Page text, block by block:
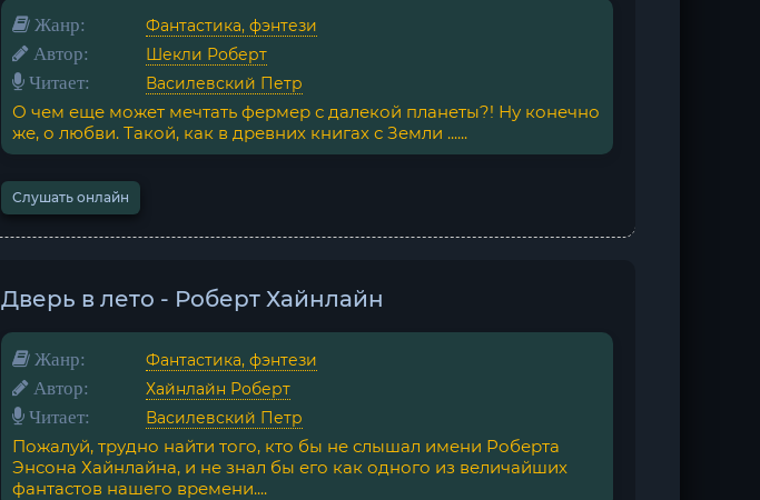
Жанр: Фантастика, фэнтези
Автор: Шекли Роберт
Читает: Василевский Петр
О чем еще может мечтать фермер с далекой планеты?! Ну конечно
же, о любви. Такой, как в древних книгах с Земли ......
Слушать онлайн
Дверь в лето - Роберт Хайнлайн
Жанр: Фантастика, фэнтези
Автор: Хайнлайн Роберт
Читает: Василевский Петр
Пожалуй, трудно найти того, кто бы не слышал имени Роберта
Энсона Хайнлайна, и не знал бы его как одного из величайших
фантастов нашего времени....